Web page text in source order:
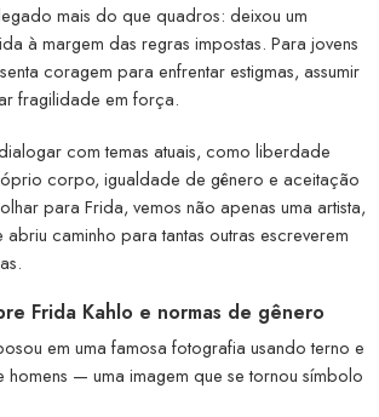
mais do que quadros: deixou um
à margem das regras impostas. Para jovens
coragem para enfrentar estigmas, assumir
fragilidade em força.
com temas atuais, como liberdade
corpo, igualdade de gênero e aceitação
para Frida, vemos não apenas uma artista,
abriu caminho para tantas outras escreverem
Frida Kahlo e normas de gênero
em uma famosa fotografia usando terno e
— uma imagem que se tornou símbolo